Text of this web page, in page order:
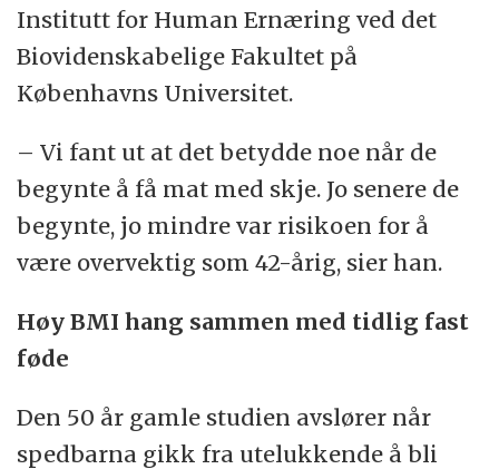
Institutt for Human Ernæring ved det
Biovidenskabelige Fakultet på
Københavns Universitet.
– Vi fant ut at det betydde noe når de
begynte å få mat med skje. Jo senere de
begynte, jo mindre var risikoen for å
være overvektig som 42-årig, sier han.
Høy BMI hang sammen med tidlig fast
føde
Den 50 år gamle studien avslører når
spedbarna gikk fra utelukkende å bli